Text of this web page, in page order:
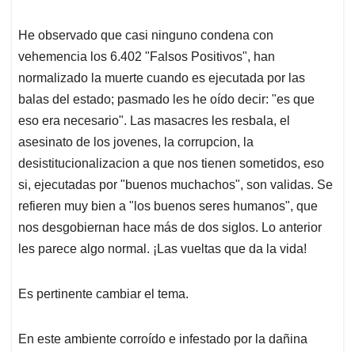
He observado que casi ninguno condena con
vehemencia los 6.402 "Falsos Positivos", han
normalizado la muerte cuando es ejecutada por las
balas del estado; pasmado les he oído decir: "es que
eso era necesario". Las masacres les resbala, el
asesinato de los jovenes, la corrupcion, la
desistitucionalizacion a que nos tienen sometidos, eso
si, ejecutadas por "buenos muchachos", son validas. Se
refieren muy bien a "los buenos seres humanos", que
nos desgobiernan hace más de dos siglos. Lo anterior
les parece algo normal. ¡Las vueltas que da la vida!
Es pertinente cambiar el tema.
En este ambiente corroído e infestado por la dañina